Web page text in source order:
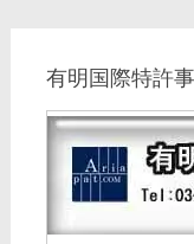
有明国際特許